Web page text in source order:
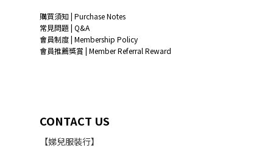
購買須知 | Purchase Notes
常見問題 | Q&A
會員制度 | Membership Policy
會員推薦獎賞 | Member Referral Reward
CONTACT US
【娣兒服裝行】